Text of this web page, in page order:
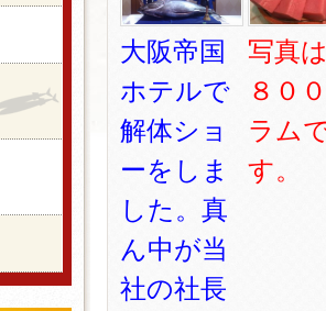
大阪帝国
ホテルで
解体ショ
ーをしま
した。真
ん中が当
社の社長
写真
８０
ラム
す。